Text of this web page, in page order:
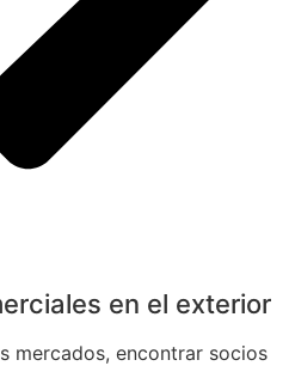
en el exterior
mercados, encontrar socios